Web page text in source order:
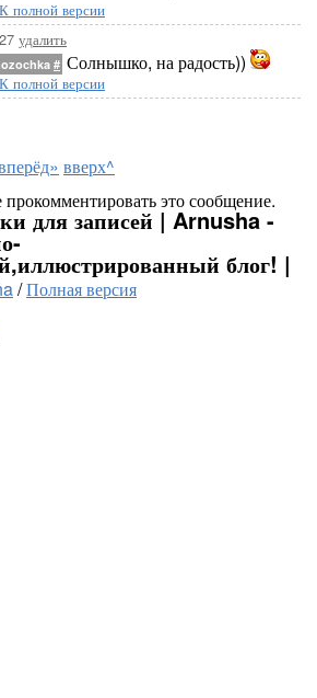
К полной версии
удалить
# Солнышко, на радость))
К полной версии
вверх^
это сообщение.
для записей | Arnusha -
блог! |
/Полная версия